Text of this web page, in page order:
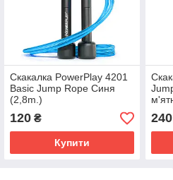
Скакалка PowerPlay 4201
Basic Jump Rope Синя
(2,8m.)
120₴
Купити
240